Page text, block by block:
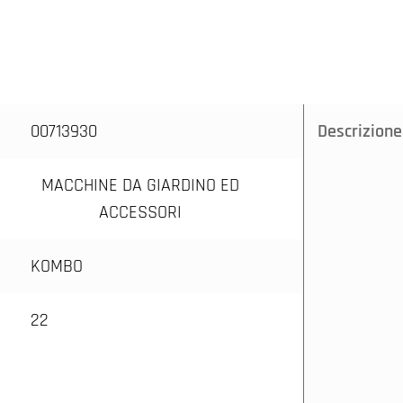
00713930
MACCHINE DA GIARDINO ED
ACCESSORI
KOMBO
22